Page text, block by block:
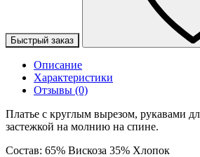
Быстрый заказ
Описание
Характеристики
Отзывы (0)
Платье с круглым вырезом, рукавами
застежкой на молнию на спине.
Состав: 65% Вискоза 35% Хлопок